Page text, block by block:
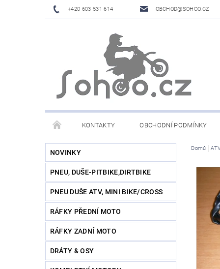
+420 603 531 614 OBCHOD@SOHOO.CZ
KONTAKTY OBCHODNÍ PODMÍNKY
NOVINKY
PNEU, DUŠE-PITBIKE,DIRTBIKE
PNEU DUŠE ATV, MINI BIKE/CROSS
RÁFKY PŘEDNÍ MOTO
RÁFKY ZADNÍ MOTO
DRÁTY & OSY
Domů